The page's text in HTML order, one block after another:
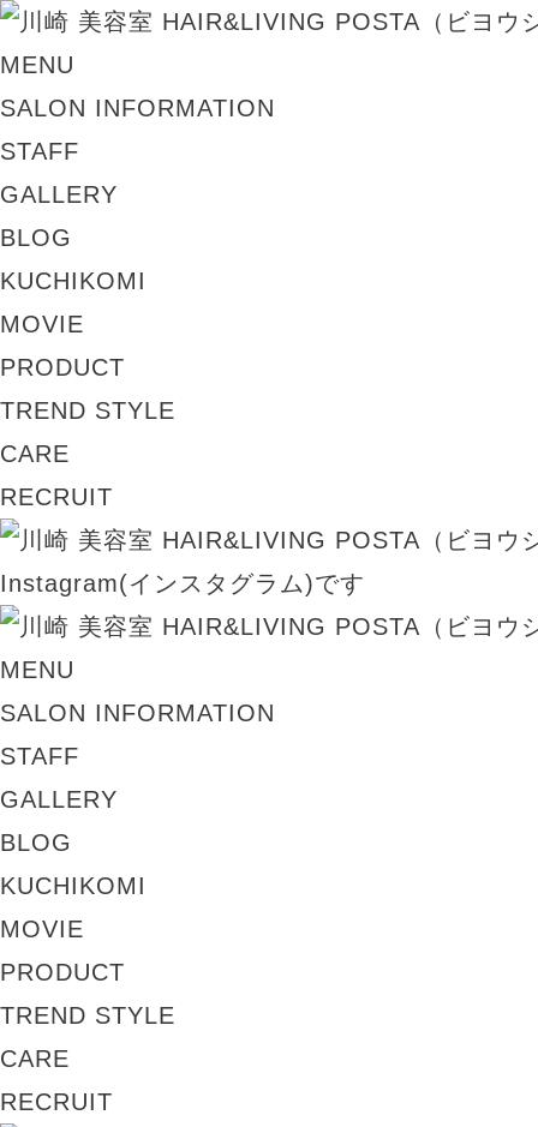
MENU
SALON INFORMATION
STAFF
GALLERY
BLOG
KUCHIKOMI
MOVIE
PRODUCT
TREND STYLE
CARE
RECRUIT
MENU
SALON INFORMATION
STAFF
GALLERY
BLOG
KUCHIKOMI
MOVIE
PRODUCT
TREND STYLE
CARE
RECRUIT